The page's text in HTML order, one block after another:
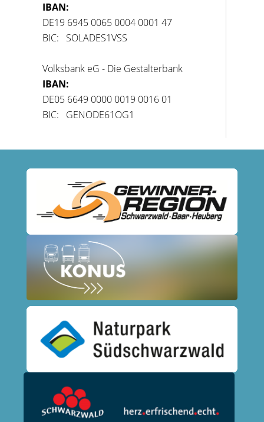
IBAN:
DE19 6945 0065 0004 0001 47
BIC: SOLADES1VSS
Volksbank eG - Die Gestalterbank
IBAN:
DE05 6649 0000 0019 0016 01
BIC: GENODE61OG1